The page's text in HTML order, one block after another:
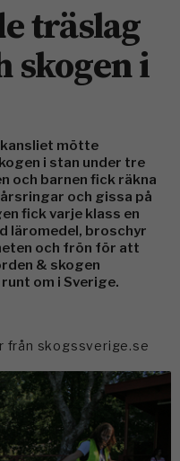
träslag
skogen i
mötte
i stan under tre
och barnen fick räkna
och gissa på
fick varje klass en
läromedel, broschyr
och frön för att
& skogen
om i Sverige.
från skogssverige.se